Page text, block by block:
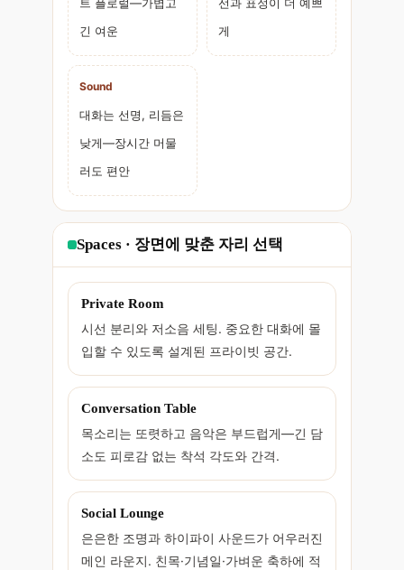
트 플로럴—가볍고
긴 여운
선과 표정이 더 예쁘
게
Sound
대화는 선명, 리듬은
낮게—장시간 머물
러도 편안
Spaces · 장면에 맞춘 자리 선택
Private Room
시선 분리와 저소음 세팅. 중요한 대화에 몰
입할 수 있도록 설계된 프라이빗 공간.
Conversation Table
목소리는 또렷하고 음악은 부드럽게—긴 담
소도 피로감 없는 착석 각도와 간격.
Social Lounge
은은한 조명과 하이파이 사운드가 어우러진
메인 라운지. 친목·기념일·가벼운 축하에 적